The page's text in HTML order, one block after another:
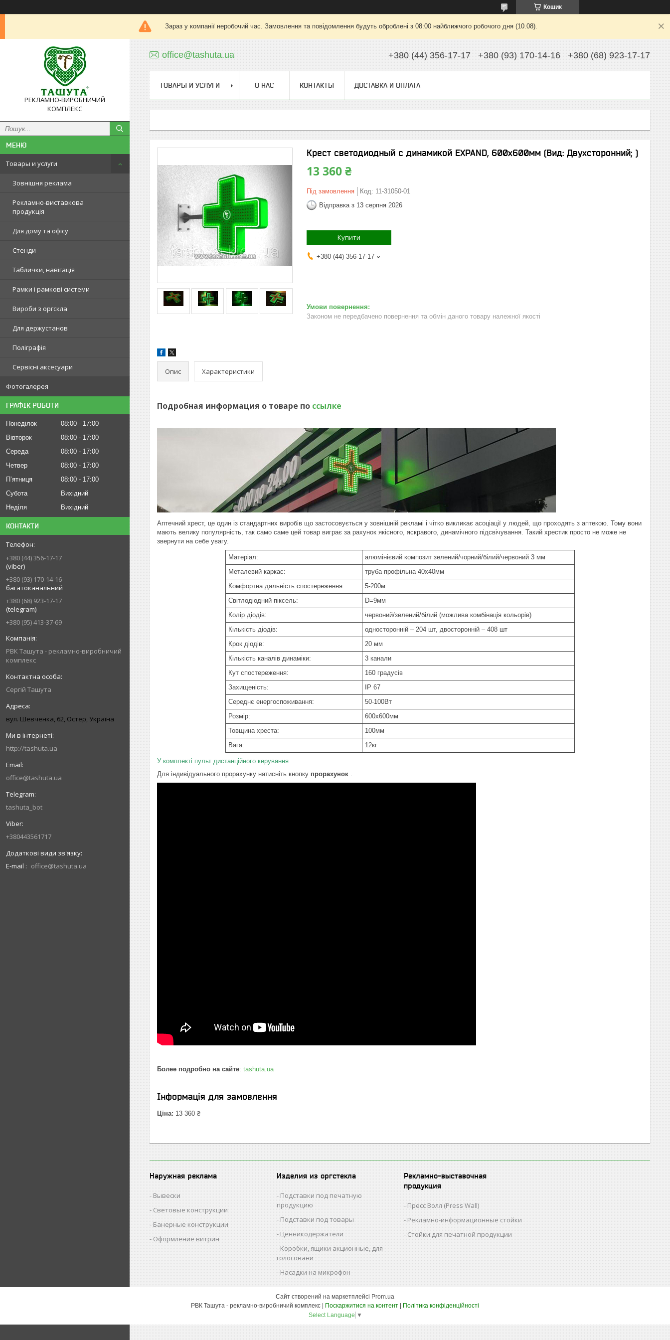
Кошик
Зараз у компанії неробочий час. Замовлення та повідомлення будуть оброблені з 08:00 найближчого робочого дня (10.08).
РЕКЛАМНО-ВИРОБНИЧИЙ
КОМПЛЕКС
Товары и услуги
Зовнішня реклама
Рекламно-виставкова
продукція
Для дому та офісу
Стенди
Таблички, навігація
Рамки і рамкові системи
Вироби з оргскла
Для держустанов
Поліграфія
Сервісні аксесуари
Фотогалерея
ГРАФІК РОБОТИ
Понеділок 08:00
17:00
Вівторок
08:00
17:00
Середа
08:00
17:00
Четвер
08:00
17:00
Пʼятниця
08:00
17:00
Субота
Вихідний
Неділя
Вихідний
КОНТАКТИ
+380 (44) 356-17-17
(viber)
+380 (93) 170-14-16
багатоканальний
+380 (68) 923-17-17
(telegram)
+380 (95) 413-37-69
РВК Ташута - рекламно-виробничий
комплекс
Сергій Ташута
вул. Шевченка, 62, Остер, Україна
http://tashuta.ua
office@tashuta.ua
tashuta_bot
+380443561717
E-mail office@tashuta.ua
office@tashuta.ua +380 (44) 356-17-17 +380 (93) 170-14-16 +380 (68) 923-17-17
ТОВАРЫ И УСЛУГИ О НАС КОНТАКТЫ ДОСТАВКА И ОПЛАТА
Крест светодиодный с динамикой EXPAND, 600х600мм (Вид: Двухсторонний; )
13 360 ₴
Під замовлення Код: 11-31050-01
Відправка з 13 серпня 2026
Купити
+380 (44) 356-17-17
Законом не передбачено повернення та обмін даного товару належної якості
Опис Характеристики
Подробная информация о товаре по ссылке
Аптечний хрест, це один із стандартних виробів що застосовується у зовнішній рекламі і чітко викликає асоціації у людей, що проходять з аптекою. Тому вони
мають велику популярність, так само саме цей товар виграє за рахунок якісного, яскравого, динамічного підсвічування. Такий хрестик просто не може не
звернути на себе увагу.
Матеріал:
алюмінієвий композит зелений/чорний/білий/червоний 3 мм
Металевий каркас:
труба профільна 40х40мм
Комфортна дальність спостереження:
5-200м
Світлодіодний піксель:
D=9мм
Колір діодів:
червоний/зелений/білий (можлива комбінація кольорів)
Кількість діодів:
односторонній – 204 шт, двосторонній – 408 шт
Крок діодів:
20 мм
Кількість каналів динаміки:
3 канали
Кут спостереження:
160 градусів
Захищеність:
IP 67
Середнє енергоспоживання:
50-100Вт
Розмір:
600х600мм
Товщина хреста:
100мм
Вага:
12кг
У комплекті пульт дистанційного керування
Для індивідуального прорахунку натисніть кнопку прорахунок .
Более подробно на сайте: tashuta.ua
Інформація для замовлення
Ціна: 13 360 ₴
Наружная реклама
Вывески
Световые конструкции
Банерные конструкции
Оформление витрин
Изделия из оргстекла
Подставки под печатную
продукцию
Подставки под товары
Ценникодержатели
Коробки, ящики акционные, для
голосовани
Насадки на микрофон
Рекламно-выставочная
продукция
Пресс Волл (Press Wall)
Рекламно-информационные стойки
Стойки для печатной продукции
Сайт створений на маркетплейсі Prom.ua
Поскаржитися на контент
Політика конфіденційності
Select Language ▼